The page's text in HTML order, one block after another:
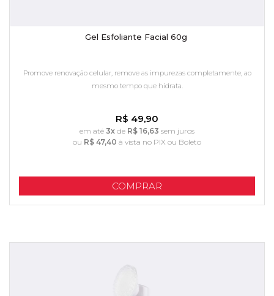
Gel Esfoliante Facial 60g
Promove renovação celular, remove as impurezas completamente, ao
mesmo tempo que hidrata.
R$ 49,90
em até 3x de R$ 16,63 sem juros
ou R$ 47,40 à vista no PIX ou Boleto
COMPRAR